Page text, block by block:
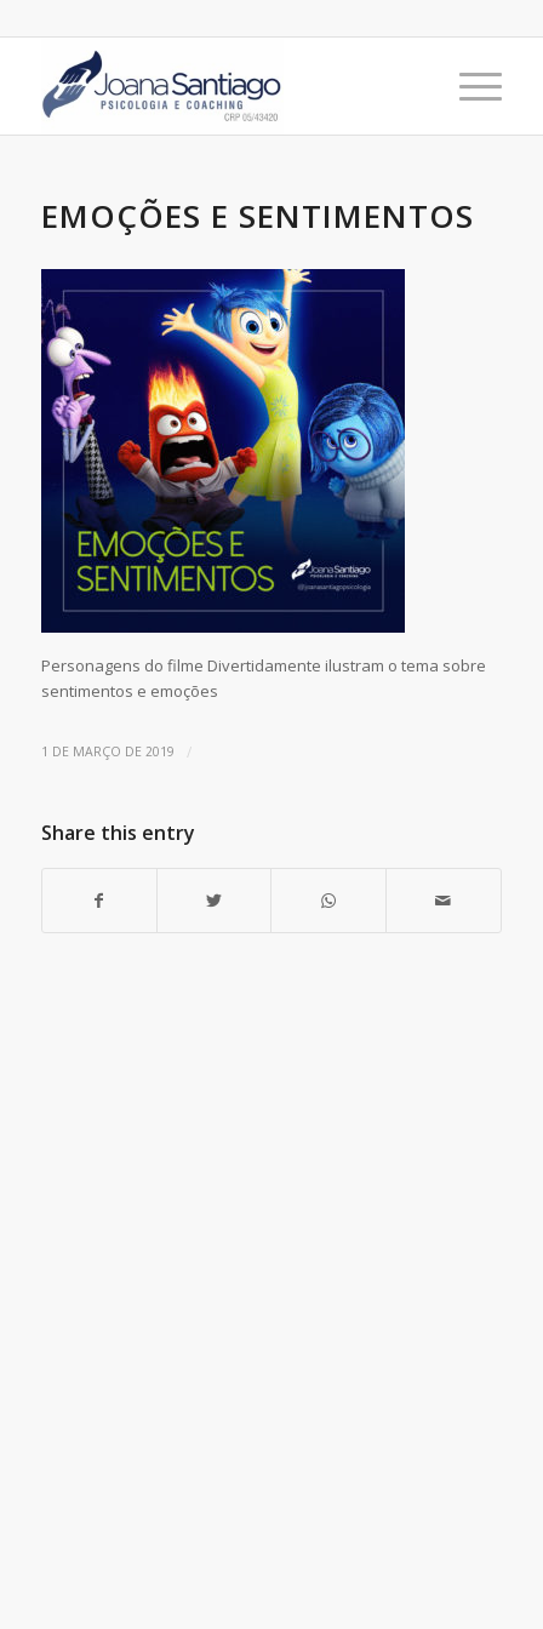
EMOÇÕES E SENTIMENTOS
Personagens do filme Divertidamente ilustram o tema sobre
sentimentos e emoções
1 DE MARÇO DE 2019 /
Share this entry